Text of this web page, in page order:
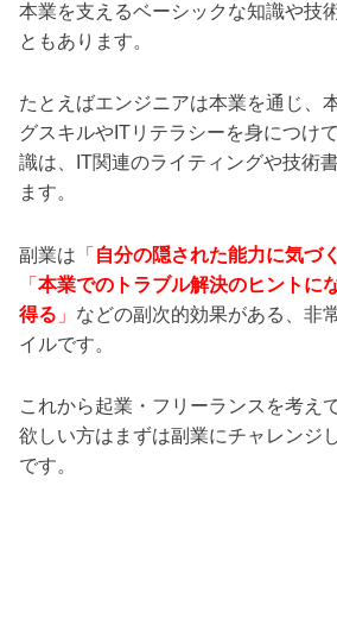
本業を支えるベーシックな知識や技
ともあります。
たとえばエンジニアは本業を通じ、
グスキルやITリテラシーを身につけ
識は、IT関連のライティングや技術
ます。
副業は 「 自分の隠された能力に気づ
「 本業でのトラブル解決のヒントに
得る 」 などの副次的効果がある、非
イルです。
これから起業・フリーランスを考え
欲しい方はまずは副業にチャレンジ
です。